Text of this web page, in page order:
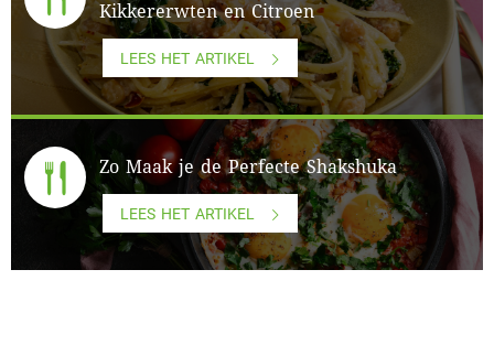
Kikkererwten en Citroen
LEES HET ARTIKEL
Zo Maak je de Perfecte Shakshuka
LEES HET ARTIKEL